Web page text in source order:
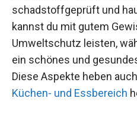
schadstoffgeprüft und
kannst du mit gutem
Umweltschutz leisten,
ein schönes und
Diese Aspekte heben
Küchen- und Essbereich